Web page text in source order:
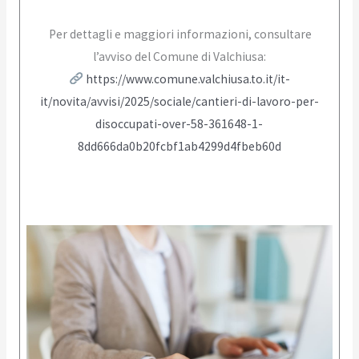
Per dettagli e maggiori informazioni, consultare
l’avviso del Comune di Valchiusa:
https://www.comune.valchiusa.to.it/it-
it/novita/avvisi/2025/sociale/cantieri-di-lavoro-per-
disoccupati-over-58-361648-1-
8dd666da0b20fcbf1ab4299d4fbeb60d